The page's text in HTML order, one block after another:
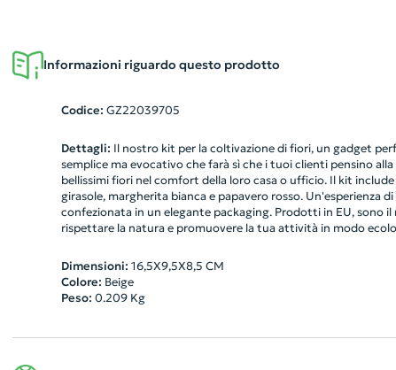
Informazioni riguardo questo prodotto
Codice: GZ22039705
Dettagli: Il nostro kit per la coltivazione di fiori, un gadget
semplice ma evocativo che farà sì che i tuoi clienti pensino
bellissimi fiori nel comfort della loro casa o ufficio. Il kit
girasole, margherita bianca e papavero rosso. Un'esperienza
confezionata in un elegante packaging. Prodotti in EU, sono
rispettare la natura e promuovere la tua attività in modo
Dimensioni: 16,5X9,5X8,5 CM
Colore: Beige
Peso: 0.209Kg